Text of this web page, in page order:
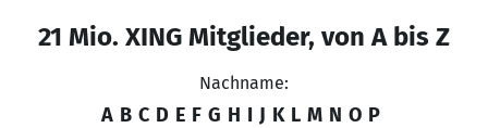
21 Mio. XING Mitglieder, von A bis Z
Nachname:
A B C D E F G H I J K L M N O P